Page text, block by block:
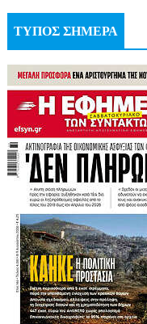
ΤΥΠΟΣ ΣΗΜΕΡΑ